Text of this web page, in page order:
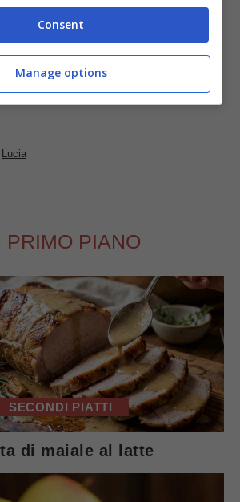
grosse fette, aggiungete, un
un filo d'olio e qualche erba
tipo rosmarino.
Lucia
PRIMO PIANO
SECONDI PIATTI
di maiale al latte
Consent
Manage options